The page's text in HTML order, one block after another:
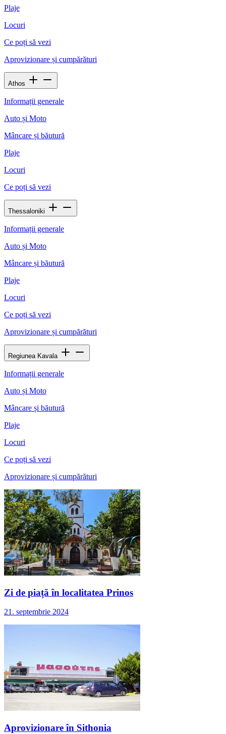
Plaje
Locuri
Ce poți să vezi
Aprovizionare și cumpărături
Athos
Informații generale
Auto și Moto
Mâncare și băutură
Plaje
Locuri
Ce poți să vezi
Thessaloniki
Informații generale
Auto și Moto
Mâncare și băutură
Plaje
Locuri
Ce poți să vezi
Aprovizionare și cumpărături
Regiunea Kavala
Informații generale
Auto și Moto
Mâncare și băutură
Plaje
Locuri
Ce poți să vezi
Aprovizionare și cumpărături
Zi de piață în localitatea Prinos
21. septembrie 2024
Aprovizionare în Sithonia